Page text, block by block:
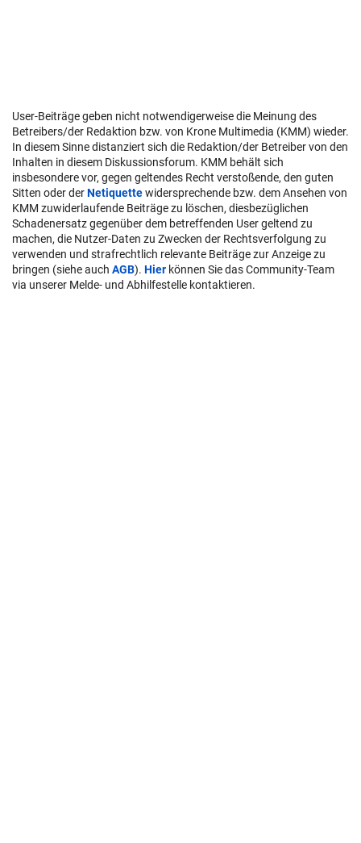
User-Beiträge geben nicht notwendigerweise die Meinung des
Betreibers/der Redaktion bzw. von Krone Multimedia (KMM) wieder.
In diesem Sinne distanziert sich die Redaktion/der Betreiber von den
Inhalten in diesem Diskussionsforum. KMM behält sich
insbesondere vor, gegen geltendes Recht verstoßende, den guten
Sitten oder derNetiquettewidersprechende bzw. dem Ansehen von
KMM zuwiderlaufende Beiträge zu löschen, diesbezüglichen
Schadenersatz gegenüber dem betreffenden User geltend zu
machen, die Nutzer-Daten zu Zwecken der Rechtsverfolgung zu
verwenden und strafrechtlich relevante Beiträge zur Anzeige zu
bringen (siehe auch AGB). Hier können Sie das Community-Team
via unserer Melde- und Abhilfestelle kontaktieren.